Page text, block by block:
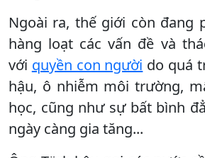
Ngoài ra, thế giới còn đang
hàng loạt các vấn đề và
với quyền con người do quá
hậu, ô nhiễm môi trường,
học, cũng như sự bất bình
ngày càng gia tăng...